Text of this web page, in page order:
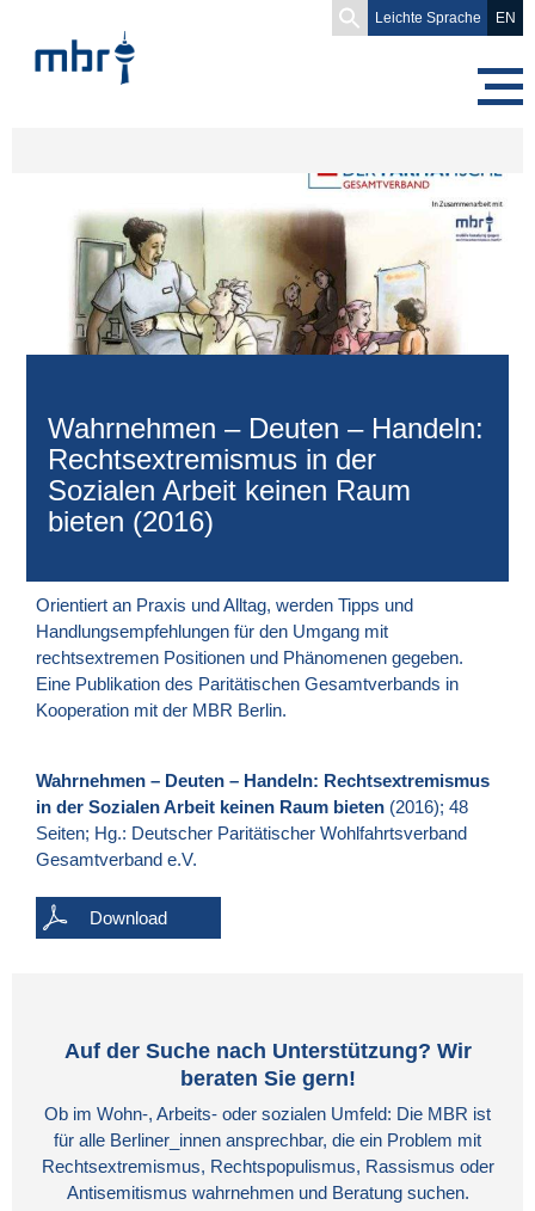
Search
for:
Leichte Sprache EN
Wahrnehmen – Deuten – Handeln:
Rechtsextremismus in der
Sozialen Arbeit keinen Raum
bieten (2016)
Orientiert an Praxis und Alltag, werden Tipps und
Handlungsempfehlungen für den Umgang mit
rechtsextremen Positionen und Phänomenen gegeben.
Eine Publikation des Paritätischen Gesamtverbands in
Kooperation mit der MBR Berlin.
Wahrnehmen – Deuten – Handeln: Rechtsextremismus
in der Sozialen Arbeit keinen Raum bieten (2016); 48
Seiten; Hg.: Deutscher Paritätischer Wohlfahrtsverband
Gesamtverband e.V.
Download
Auf der Suche nach Unterstützung? Wir
beraten Sie gern!
Ob im Wohn-, Arbeits- oder sozialen Umfeld: Die MBR ist
für alle Berliner_innen ansprechbar, die ein Problem mit
Rechtsextremismus, Rechtspopulismus, Rassismus oder
Antisemitismus wahrnehmen und Beratung suchen.